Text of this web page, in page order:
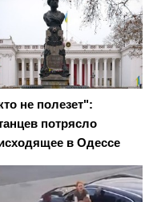
не полезет":
потрясло
в Одессе